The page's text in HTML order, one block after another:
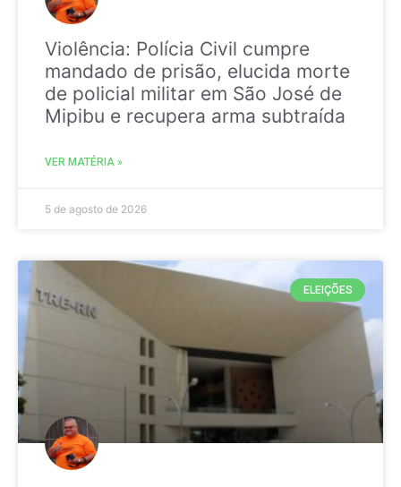
Violência: Polícia Civil cumpre
mandado de prisão, elucida morte
de policial militar em São José de
Mipibu e recupera arma subtraída
VER MATÉRIA »
5 de agosto de 2026
ELEIÇÕES